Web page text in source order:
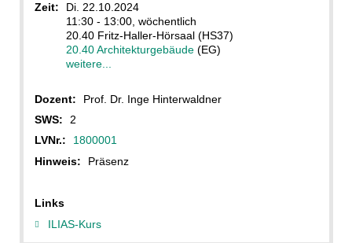
Zeit:
Di. 22.10.2024
11:30 - 13:00, wöchentlich
20.40 Fritz-Haller-Hörsaal (HS37)
20.40 Architekturgebäude(EG)
weitere...
Dozent:
Prof. Dr. Inge Hinterwaldner
SWS:
2
LVNr.:
1800001
Hinweis:
Präsenz
Links
ILIAS-Kurs